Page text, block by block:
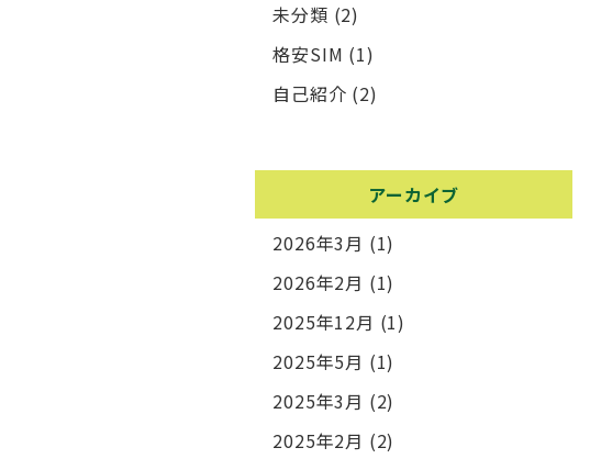
未分類 (2)
格安SIM (1)
自己紹介 (2)
アーカイブ
2026年3月 (1)
2026年2月 (1)
2025年12月 (1)
2025年5月 (1)
2025年3月 (2)
2025年2月 (2)